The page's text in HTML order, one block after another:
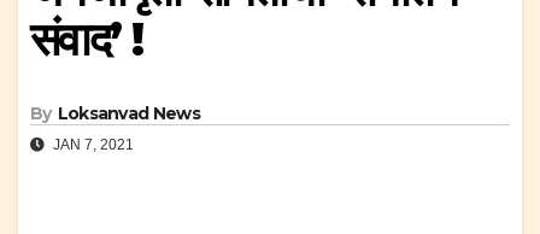
संवाद’ !
By Loksanvad News
JAN 7, 2021